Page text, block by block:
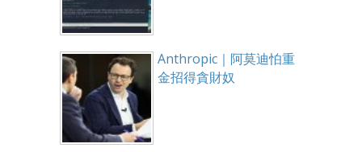
Anthropic｜阿莫迪怕重
金招得貪財奴